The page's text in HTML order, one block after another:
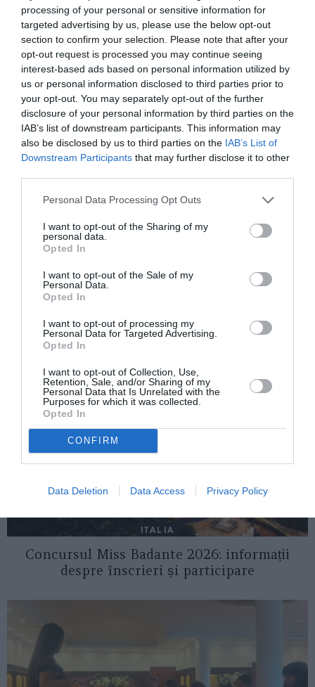
processing of your personal or sensitive information for
targeted advertising by us, please use the below opt-out
section to confirm your selection. Please note that after your
opt-out request is processed you may continue seeing
interest-based ads based on personal information utilized by
us or personal information disclosed to third parties prior to
your opt-out. You may separately opt-out of the further
disclosure of your personal information by third parties on the
IAB’s list of downstream participants. This information may
also be disclosed by us to third parties on the IAB’s List of
Downstream Participants that may further disclose it to other
Personal Data Processing Opt Outs
I want to opt-out of the Sharing of my
personal data.
Opted In
I want to opt-out of the Sale of my
Personal Data.
Opted In
I want to opt-out of processing my
Personal Data for Targeted Advertising.
Opted In
I want to opt-out of Collection, Use,
Retention, Sale, and/or Sharing of my
Personal Data that Is Unrelated with the
Purposes for which it was collected.
Opted In
CONFIRM
Data Deletion Data Access Privacy Policy
celulele telefonice, pentru a se ajunge la cel care a
dat telefon.
Astfel a fost găsit autorul. În urma unei percheziţii a
fost găsit celularul şi cartela utilizată de autorul care
mai întâi a încercat să se disculpe şi apoi şi-a
recunoscut vina şi motivaţiile gestului.
Călina Pletosu, “La Bella d’Italia”, născută
la Bacău
Următorul articol
mobilă şi covoare
AȚI PUTEA DORI DE
ITALIA
Concursul Miss Badante 2026: informații
despre înscrieri și participare